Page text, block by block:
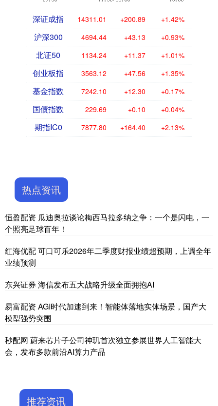
深证成指 14311.01 +200.89 +1.42%
沪深300 4694.44 +43.13 +0.93%
北证50 1134.24 +11.37 +1.01%
创业板指 3563.12 +47.56 +1.35%
基金指数 7242.10 +12.30 +0.17%
国债指数 229.69 +0.10 +0.04%
期指IC0 7877.80 +164.40 +2.13%
热点资讯
恒盈配资 瓜迪奥拉谈论梅西马拉多纳之争：一个是闪电，一
个照亮足球百年！
红海优配 可口可乐2026年二季度财报业绩超预期，上调全年
业绩预测
东兴证券 海信发布五大战略升级全面拥抱AI
易富配资 AGI时代加速到来！智能体落地实体场景，国产大
模型强势突围
秒配网 蔚来芯片子公司神玑首次独立参展世界人工智能大
会，发布多款前沿AI算力产品
推荐资讯